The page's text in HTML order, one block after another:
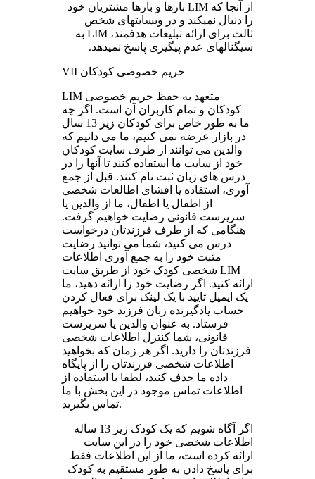
از آنجا که LIM بارها و بارها مشتریان خود
را دنبال نمیکند و در وبسایتهای شخص
ثالث برای ارائه تبلیغات هدفمند، LIM به
سیگنالهای عدم پیگیری پاسخ نمیدهد.
VII حریم خصوصی کودکان
LIM متعهد به حفظ حریم خصوصی
کودکان و تمام کاربران آن است. اگر چه
ما به طور خاص برای کودکان زیر 13 سال
در بازار عرضه نمی کنیم، ما می دانیم که
والدین می توانند از طرف سایت کودکان
خود از سایت ما استفاده کنند تا آنها را در
درس های زبان ثبت نام کنند. قبل از جمع
آوری، استفاده یا افشای اطالعات شخصی
از اطفال یا اطفال، ما از والدین یا
سرپرست قانونی رضایت خواهیم گرفت.
هنگامی که از طرف فرزندتان درخواست
درس می کنید، شما می توانید رضایت
مثبت خود را به جمع آوری اطلاعات
شخصی کودک خود از طریق سایت LIM
ارائه کنید. اگر رضایت خود را ارائه دهید، ما
یک ایمیل تایید با یک لینک برای فعال کردن
حساب یادگیرنده زبان فرزند خود خواهیم
فرستاد. به عنوان والدین یا سرپرست
قانونی، شما کنترل اطلاعات شخصی
فرزندتان را دارید. اگر هر زمان که بخواهید
اطلاعات شخصی فرزندتان را از پایگاه
داده ما حذف کنید، لطفا با استفاده از
اطلاعات تماس موجود در این بخش با ما
تماس بگیرید.
اگر آگاه شویم که یک کودک زیر 13 ساله
اطلاعات شخصی خود را در این سایت
ارائه کرده است، ما از این اطلاعات فقط
برای پاسخ دادن به طور مستقیم به کودک